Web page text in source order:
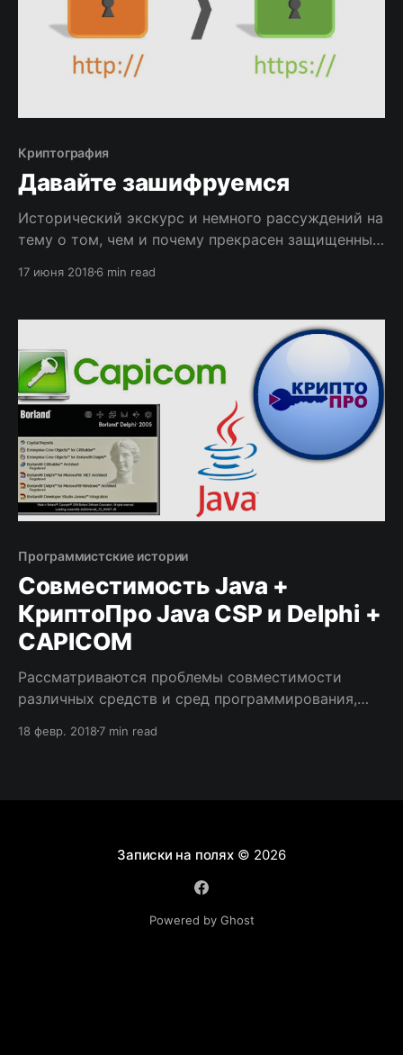
Криптография
Давайте зашифруемся
Исторический экскурс и немного рассуждений на
тему о том, чем и почему прекрасен защищенный
17 июня 2018 6 min read
Программистские истории
Совместимость Java +
КриптоПро Java CSP и Delphi +
CAPICOM
Рассматриваются проблемы совместимости
различных средств и сред программирования,
КриптоПро Java CSP, Delphi и CAPICOM
18 февр. 20187 min read
Записки на полях© 2026
Powered by Ghost